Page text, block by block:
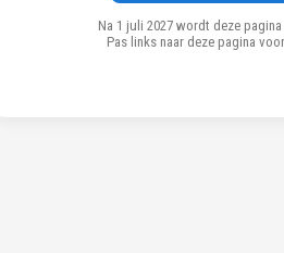
Na 1 juli 2027 wordt deze pagina
Pas links naar deze pagina